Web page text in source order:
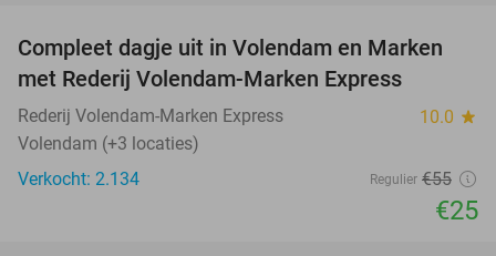
55%
Compleet dagje uit in Volendam en Marken
met Rederij Volendam-Marken Express
Rederij Volendam-Marken Express 10.0 star
Volendam (+3 locaties)
Verkocht: 2.134
Regulier €55
€25